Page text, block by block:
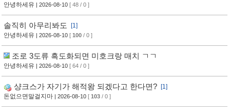
안녕하세유 | 2026-08-10 [ 48 / 0 ]
솔직히 아무리봐도
[1]
안녕하세유 | 2026-08-10 [ 100 / 0 ]
조로 3도류 흑도화되면 미호크랑 매치 ㄱㄱ
안녕하세유 | 2026-08-10 [ 64 / 0 ]
샹크스가 자기가 해적왕 되겠다고 한다면?
[1]
돈없으면말걸지마 | 2026-08-10 [ 103 / 0 ]